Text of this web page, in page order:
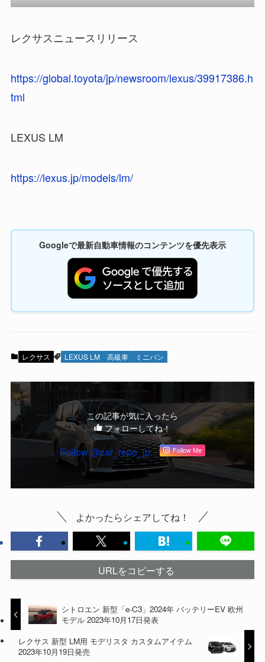
レクサスニュースリリース
https://global.toyota/jp/newsroom/lexus/39917386.h
tml
LEXUS LM
https://lexus.jp/models/lm/
Googleで最新自動車情報のコンテンツを優先表示
レクサス LEXUS LM 高級車 ミニバン
この記事が気に入ったら
フォローしてね！
Follow @car_repo_jp Follow Me
よかったらシェアしてね！
URLをコピーする
シトロエン 新型「e-C3」2024年 バッテリーEV 欧州
モデル 2023年10月17日発表
レクサス 新型 LM用 モデリスタ カスタムアイテム
2023年10月19日発売